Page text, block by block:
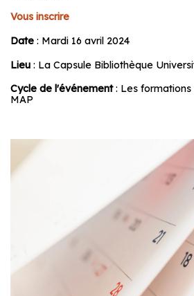
Vous inscrire
Date : Mardi 16 avril 2024
Lieu : La Capsule Bibliothèque
Cycle de l'événement: Les formations
MAP